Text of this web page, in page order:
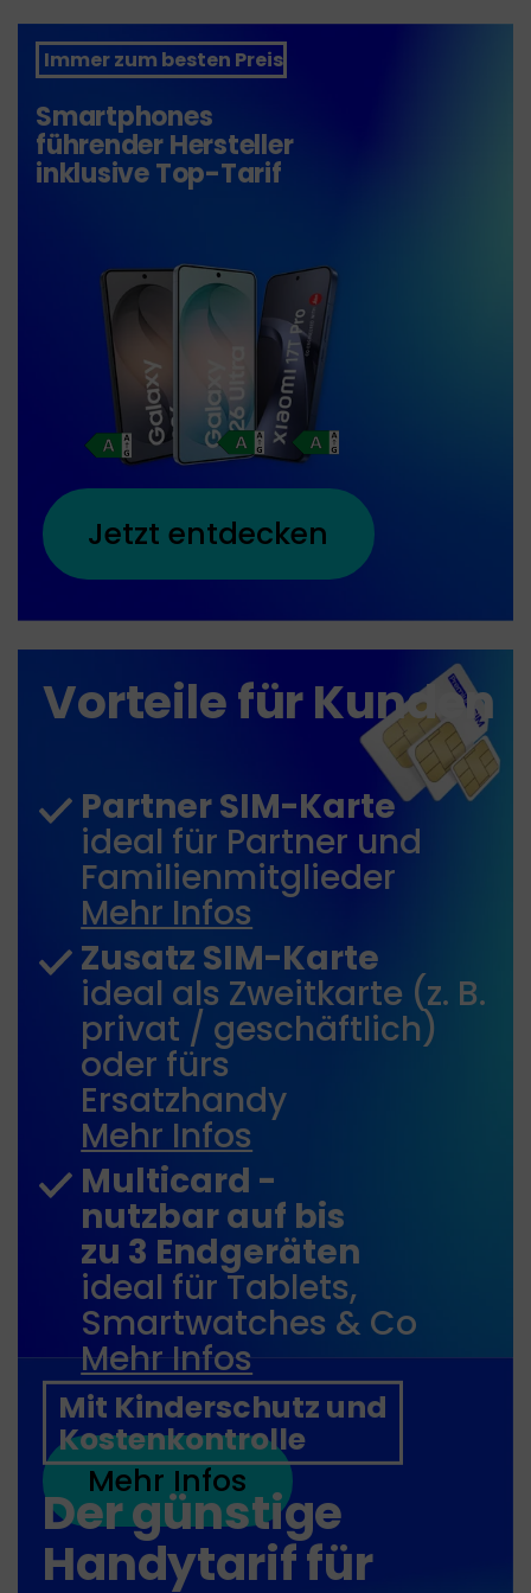
Smartphones
führender Hersteller
inklusive Top-Tarif
Immer zum besten Preis
Jetzt entdecken
Vorteile für Kunden
Partner SIM-Karte
ideal für Partner und
Familienmitglieder
Mehr Infos
Zusatz SIM-Karte
ideal als Zweitkarte (z. B.
privat / geschäftlich)
oder fürs
Ersatzhandy
Mehr Infos
Multicard -
nutzbar auf bis
zu 3 Endgeräten
ideal für Tablets,
Smartwatches & Co
Mehr Infos
Mehr Infos
Mit Kinderschutz und
Kostenkontrolle
Der günstige
Handytarif für